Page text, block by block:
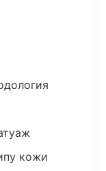
кожи